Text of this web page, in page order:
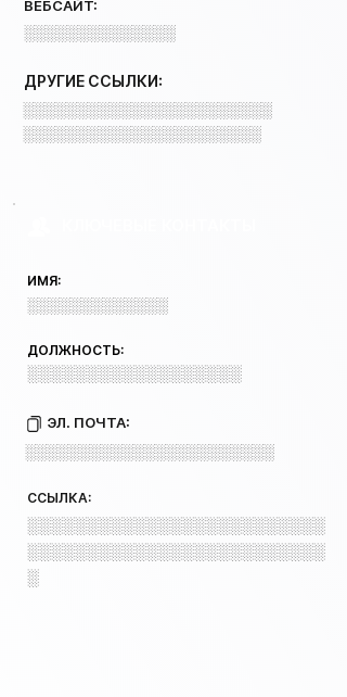
ВЕБСАЙТ:
░░░░░░░░░░░░░░
ДРУГИЕ ССЫЛКИ:
░░░░░░░░░░░░░░░░░░░░░░░
░░░░░░░░░░░░░░░░░░░░░░
ИМЯ:
░░░░░░░░░░░░░
ДОЛЖНОСТЬ:
░░░░░░░░░░░░░░░░░░
ЭЛ. ПОЧТА:
░░░░░░░░░░░░░░░░░░░░░░░
ССЫЛКА:
░░░░░░░░░░░░░░░░░░░░░░░░░
░░░░░░░░░░░░░░░░░░░░░░░░░
░